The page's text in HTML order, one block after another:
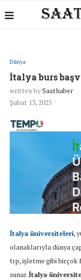
Dünya
İtalya burs
written bySaathaber
Şubat 13, 2025
İtalya üniversiteleri,
olanaklarıyla dünya
tıp, işletme gibi birçok
sunar.İtalya